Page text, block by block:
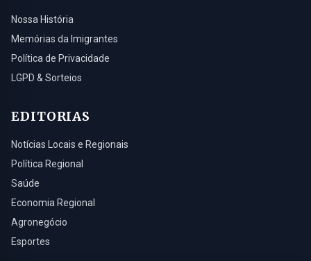
Nossa História
Memórias da Imigrantes
Política de Privacidade
LGPD & Sorteios
EDITORIAS
Notícias Locais e Regionais
Política Regional
Saúde
Economia Regional
Agronegócio
Esportes